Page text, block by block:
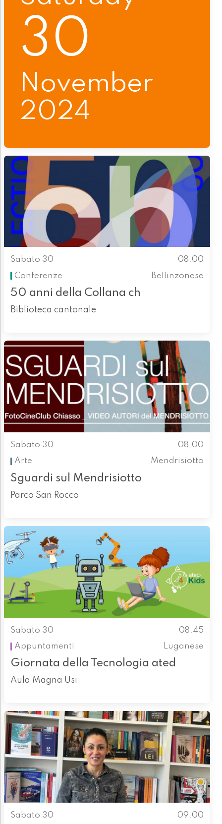
30
November
2024
Sabato 30
08.00
Conferenze
Bellinzonese
50 anni della Collana ch
Biblioteca cantonale
Sabato 30
08.00
Arte
Mendrisiotto
Sguardi sul Mendrisiotto
Parco San Rocco
Sabato 30
08.45
Appuntamenti
Luganese
Giornata della Tecnologia ated
Aula Magna Usi
Sabato 30
09.00